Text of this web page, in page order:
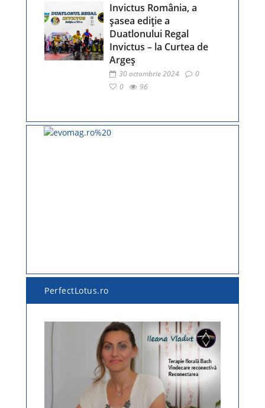
Invictus România, a
șasea ediție a
Duatlonului Regal
Invictus – la Curtea de
Argeș
30 octombrie 2024
0
0
96
PerfectLotus.ro